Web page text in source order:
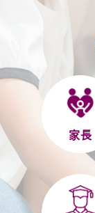
家長